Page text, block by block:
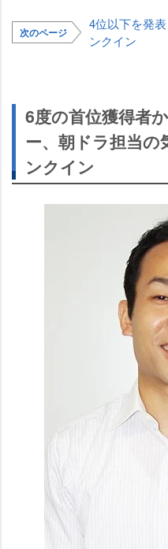
次のページ
4位以下を発
ンクイン
6度の首位獲得者
ー、朝ドラ担当の
ンクイン